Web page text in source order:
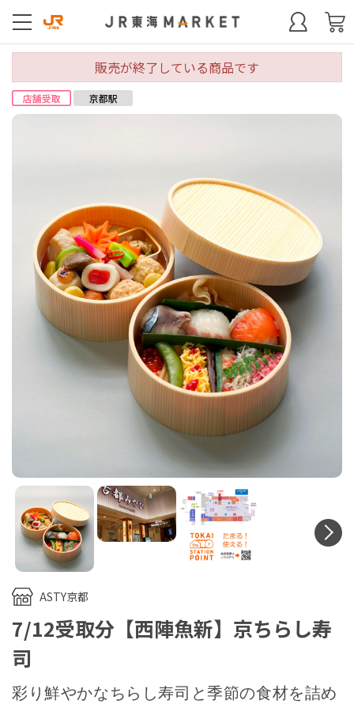
ASTY京都
7/12受取分【西陣魚新】京ちらし寿
司
彩り鮮やかなちらし寿司と季節の食材を詰め
販売が終了している商品です